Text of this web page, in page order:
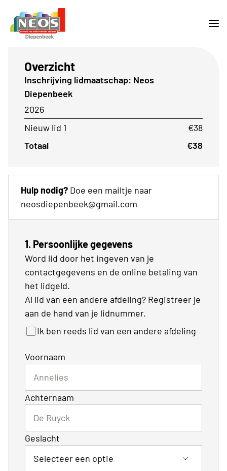
1. Persoonlijke gegevens
Word lid door het ingeven van je
contactgegevens en de online betaling van
het lidgeld.
Al lid van een andere afdeling? Registreer je
aan de hand van je lidnummer.
Ik ben reeds lid van een andere afdeling
Voornaam
Achternaam
Geslacht
Overzicht
Inschrijving lidmaatschap: Neos
Diepenbeek
2026
Nieuw lid 1
€38
Totaal
€38
Hulp nodig? Doe een mailtje naar
neosdiepenbeek@gmail.com